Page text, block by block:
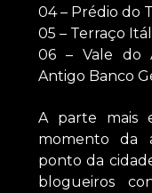
04 – Prédio do
05 – Terraço
06 – Vale do
Antigo Banco
A parte mais
momento da
ponto da
blogueiros